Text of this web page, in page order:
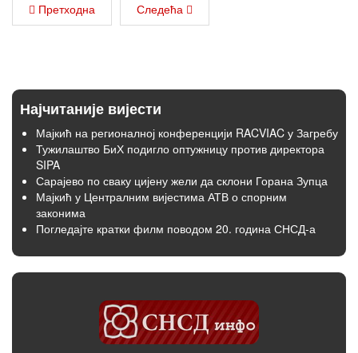
Претходна Следећа
Најчитаније вијести
Мајкић на регионалној конференцији RACVIAC у Загребу
Тужилаштво БиХ подигло оптужницу против директора
SIPA
Сарајево по сваку цијену жели да склони Горана Зупца
Мајкић у Централним вијестима АТВ о спорним
законима
Погледајте кратки филм поводом 20. година СНСД-а